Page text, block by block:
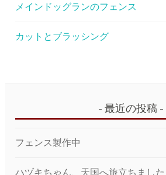
メインドッグランのフェンス
カットとブラッシング
最近の投稿
フェンス製作中
ハヅキちゃん、天国へ旅立ちました